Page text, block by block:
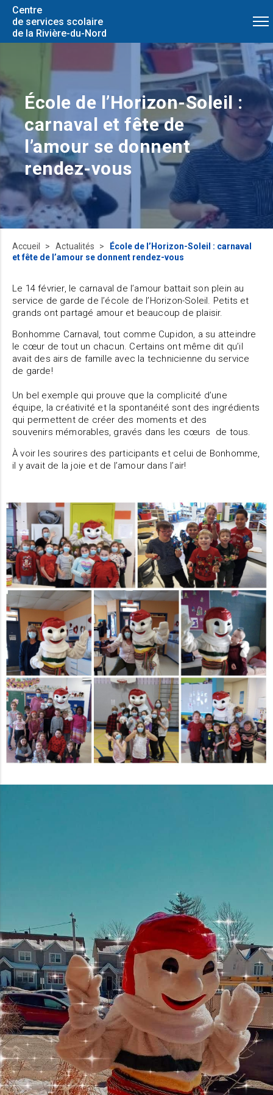
Centre
de services scolaire
de la Rivière-du-Nord
École de l’Horizon-Soleil :
carnaval et fête de
l’amour se donnent
rendez-vous
Accueil Actualités
École de l’Horizon-Soleil : carnaval
et fête de l’amour se donnent rendez-vous
Le 14 février, le carnaval de l’amour battait son plein au
service de garde de l’école de l’Horizon-Soleil. Petits et
grands ont partagé amour et beaucoup de plaisir.
Bonhomme Carnaval, tout comme Cupidon, a su atteindre
le cœur de tout un chacun. Certains ont même dit qu’il
avait des airs de famille avec la technicienne du service
de garde!
Un bel exemple qui prouve que la complicité d’une
équipe, la créativité et la spontanéité sont des ingrédients
qui permettent de créer des moments et des
souvenirs mémorables, gravés dans les cœurs de tous.
À voir les sourires des participants et celui de Bonhomme,
il y avait de la joie et de l’amour dans l’air!